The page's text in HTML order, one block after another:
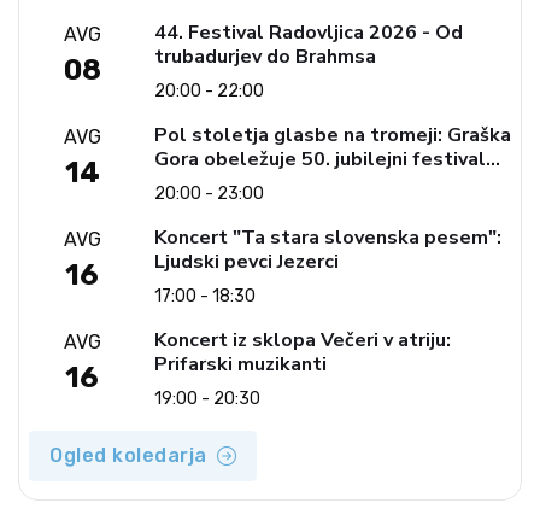
AVG
08
44. Festival Radovljica 2026 - Od
trubadurjev do Brahmsa
20:00 - 22:00
AVG
14
Pol stoletja glasbe na tromeji: Graška
Gora obeležuje 50. jubilejni festival
narodno-zabavne glasbe
20:00 - 23:00
AVG
16
Koncert "Ta stara slovenska pesem":
Ljudski pevci Jezerci
17:00 - 18:30
AVG
16
Koncert iz sklopa Večeri v atriju:
Prifarski muzikanti
19:00 - 20:30
Ogled koledarja